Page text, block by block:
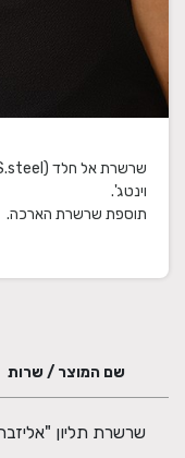
תוספת שרשרת הארכה.
שם המוצר / שרות
שרשרת תליון